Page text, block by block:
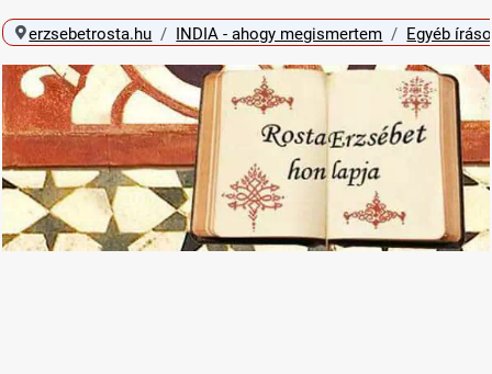
erzsebetrosta.hu INDIA - ahogy megismertem Egyéb